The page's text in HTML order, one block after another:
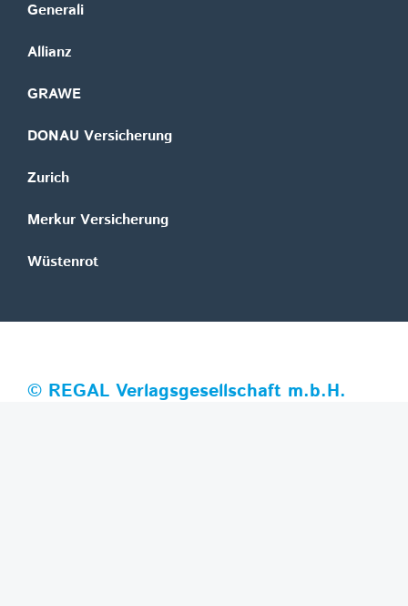
Generali
Allianz
GRAWE
DONAU Versicherung
Zurich
Merkur Versicherung
Wüstenrot
© REGAL Verlagsgesellschaft m.b.H.